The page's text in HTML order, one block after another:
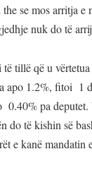
the se mos arritja
nuk do të
tillë që u
apo 1.2%, fitoi 1
pa
do të kishin së
e kanë mandatin